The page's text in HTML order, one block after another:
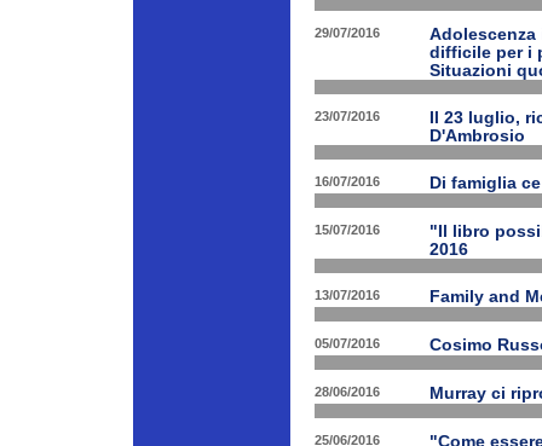
29/07/2016
difficile per i
Situazioni
23/07/2016
Il 23 luglio,
D'Ambrosio
16/07/2016 Di famiglia
15/07/2016
"Il libro
2016
13/07/2016 Family and
05/07/2016 Cosimo
28/06/2016 Murray ci
25/06/2016 "Come